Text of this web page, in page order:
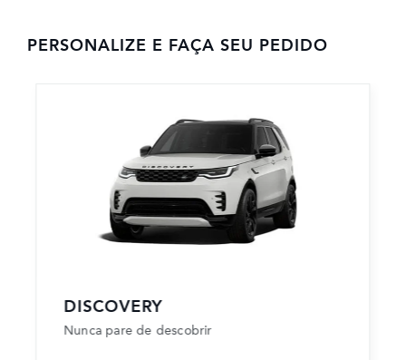
PERSONALIZE E FAÇA SEU PEDIDO
DISCOVERY
Nunca pare de descobrir